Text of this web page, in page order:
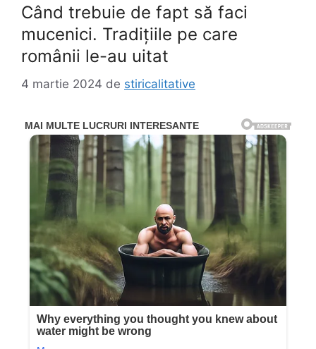
Când trebuie de fapt să faci
mucenici. Tradițiile pe care
românii le-au uitat
4 martie 2024 de stiricalitative